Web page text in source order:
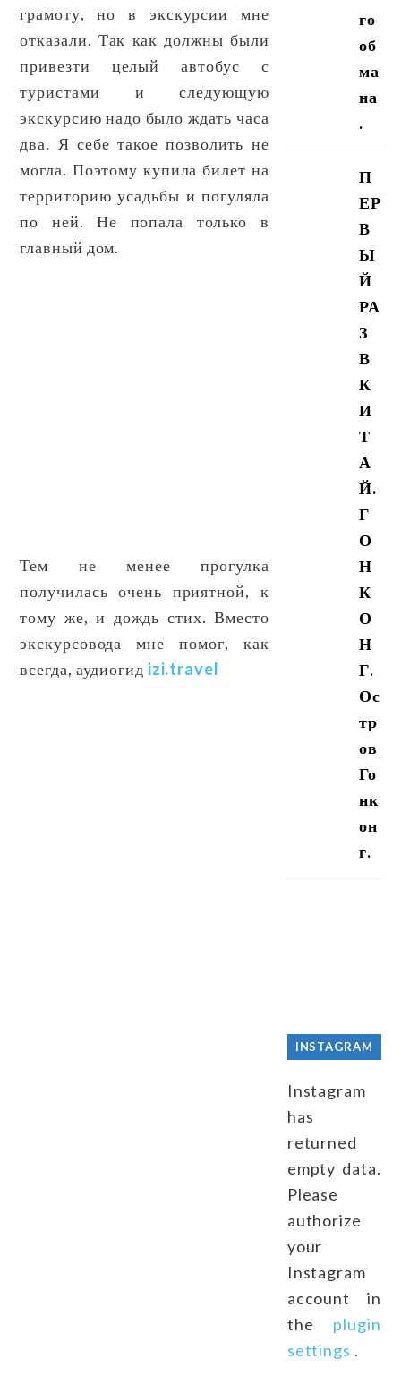
грамоту, но в экскурсии мне
отказали. Так как должны были
привезти целый автобус с
туристами и следующую
экскурсию надо было ждать часа
два. Я себе такое позволить не
могла. Поэтому купила билет на
территорию усадьбы и погуляла
по ней. Не попала только в
главный дом.
Тем не менее прогулка
получилась очень приятной, к
тому же, и дождь стих. Вместо
экскурсовода мне помог, как
всегда, аудиогид izi.travel
го
об
ма
на
.
П
ЕР
В
Ы
Й
РА
З
В
К
И
Т
А
Й.
Г
О
Н
К
О
Н
Г.
Ос
тр
ов
Го
нк
он
г.
INSTAGRAM
Instagram
has
returned
empty data.
Please
authorize
your
Instagram
account in
the plugin
settings .